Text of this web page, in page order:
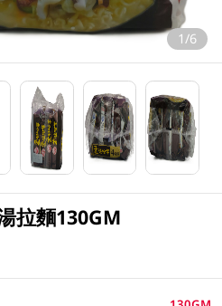
1/6
拉麵130GM